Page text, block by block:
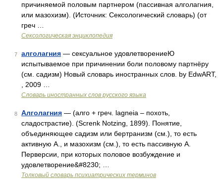
причиняемой половым партнером (пассивная алголагния,
или мазохизм). (Источник: Сексологический словарь) (от
греч …
Сексологическая энциклопедия
7 алголагния — сексуальное удовлетворениеЮ
испытываемое при причинении боли половому партнёру
(см. садизм) Новый словарь иностранных слов. by EdwART,
, 2009 …
Словарь иностранных слов русского языка
8 Алголагния — (алго + греч. lagneia – похоть,
сладострастие). (Screnk Notzing, 1899). Понятие,
объединяющее садизм или бертранизм (см.), то есть
активную А., и мазохизм (см.), то есть пассивную А.
Перверсии, при которых половое возбуждение и
удовлетворение&#8230; …
Толковый словарь психиатрических терминов